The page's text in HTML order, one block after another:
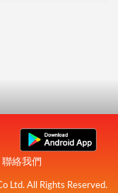
聯絡我們
Ltd. All Rights Reserved.